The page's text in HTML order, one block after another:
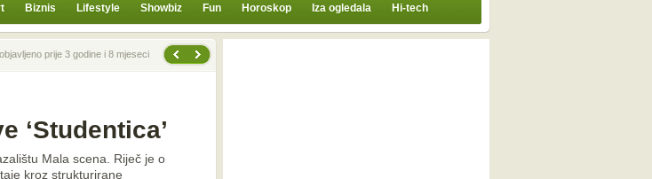
Biznis Lifestyle Showbiz Fun Horoskop Iza ogledala Hi-tech
objavljeno prije 3 godine i 8 mjeseci
‘Studentica’
Mala scena. Riječ je o
kroz strukturirane